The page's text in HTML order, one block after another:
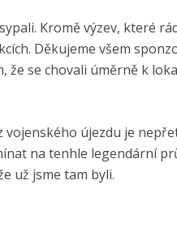
Kromě výzev, které
Děkujeme všem
se chovali úměrně k
újezdu je
na tenhle legendární
už jsme tam byli.